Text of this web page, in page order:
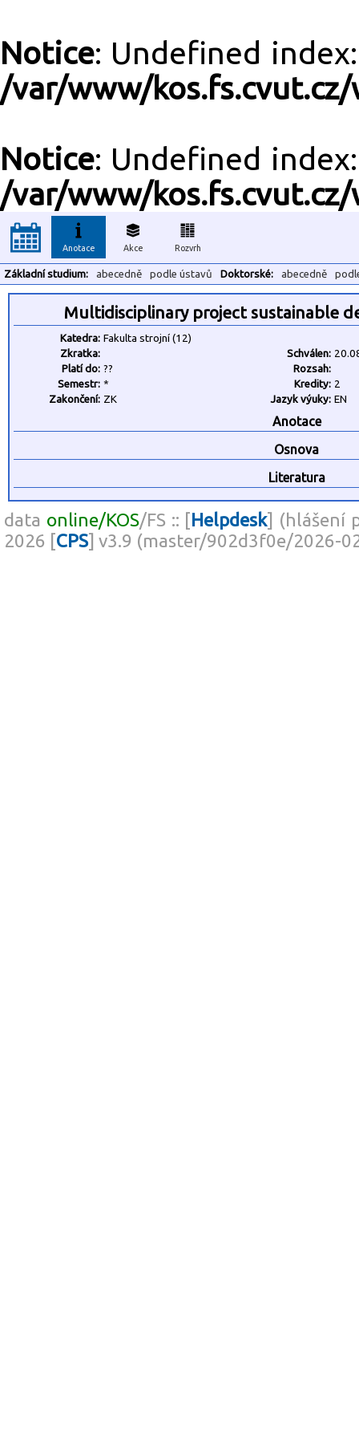
Notice: Undefined index:
/var/www/
Notice: Undefined index:
/var/www/
Anotace Akce Rozvrh
Základní studium: abecedně podle ústavů Doktorské: abecedně
Multidisciplinary project sustainable
Katedra: Fakulta strojní (12)
Zkratka:
Schválen:
Platí do: ??
Rozsah:
Semestr: * Kredity: 2
Zakončení: ZK Jazyk výuky: EN
Anotace
Osnova
Literatura
data online/KOS/FS :: [Helpdesk] (hlášení
2026 [CPS] v3.9 (master/902d3f0e/2026-